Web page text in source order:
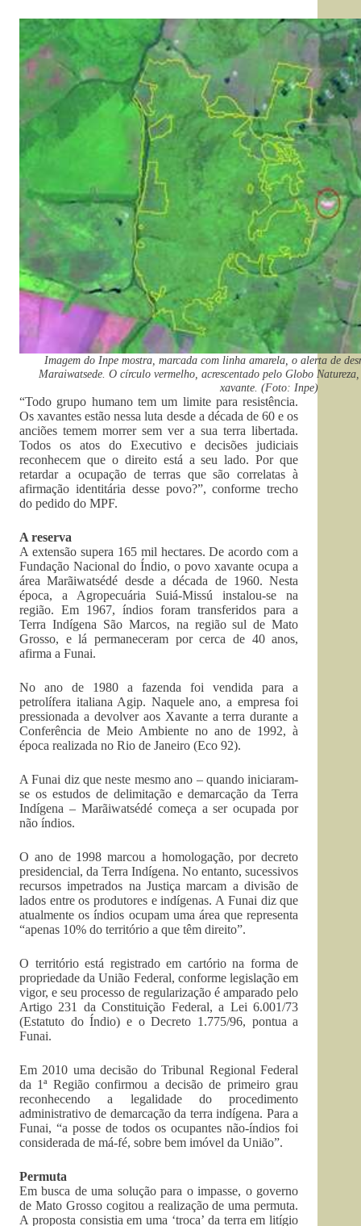
Imagem do Inpe mostra, marcada com linha amarela, o alerta de
Maraiwatsede. O círculo vermelho, acrescentado pelo Globo
xavante. (Foto: Inpe)
“Todo grupo humano tem um limite para resistência.
Os xavantes estão nessa luta desde a década de 60 e os
anciões temem morrer sem ver a sua terra libertada.
Todos os atos do Executivo e decisões judiciais
reconhecem que o direito está a seu lado. Por que
retardar a ocupação de terras que são correlatas à
afirmação identitária desse povo?”, conforme trecho
do pedido do MPF.
A reserva
A extensão supera 165 mil hectares. De acordo com a
Fundação Nacional do Índio, o povo xavante ocupa a
área Marãiwatsédé desde a década de 1960. Nesta
época, a Agropecuária Suiá-Missú instalou-se na
região. Em 1967, índios foram transferidos para a
Terra Indígena São Marcos, na região sul de Mato
Grosso, e lá permaneceram por cerca de 40 anos,
afirma a Funai.
No ano de 1980 a fazenda foi vendida para a
petrolífera italiana Agip. Naquele ano, a empresa foi
pressionada a devolver aos Xavante a terra durante a
Conferência de Meio Ambiente no ano de 1992, à
época realizada no Rio de Janeiro (Eco 92).
A Funai diz que neste mesmo ano – quando iniciaram-
se os estudos de delimitação e demarcação da Terra
Indígena – Marãiwatsédé começa a ser ocupada por
não índios.
O ano de 1998 marcou a homologação, por decreto
presidencial, da Terra Indígena. No entanto, sucessivos
recursos impetrados na Justiça marcam a divisão de
lados entre os produtores e indígenas. A Funai diz que
atualmente os índios ocupam uma área que representa
“apenas 10% do território a que têm direito”.
O território está registrado em cartório na forma de
propriedade da União Federal, conforme legislação em
vigor, e seu processo de regularização é amparado pelo
Artigo 231 da Constituição Federal, a Lei 6.001/73
(Estatuto do Índio) e o Decreto 1.775/96, pontua a
Funai.
Em 2010 uma decisão do Tribunal Regional Federal
da 1ª Região confirmou a decisão de primeiro grau
reconhecendo a legalidade do procedimento
administrativo de demarcação da terra indígena. Para a
Funai, “a posse de todos os ocupantes não-índios foi
considerada de má-fé, sobre bem imóvel da União”.
Permuta
Em busca de uma solução para o impasse, o governo
de Mato Grosso cogitou a realização de uma permuta.
A proposta consistia em uma ‘troca’ da terra em litígio